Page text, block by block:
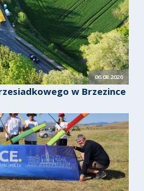
06.08.2026
w Brzezince